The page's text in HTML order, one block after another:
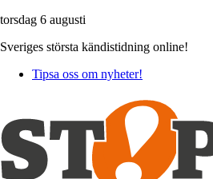
torsdag 6 augusti
Sveriges största kändistidning online!
Tipsa oss om nyheter!